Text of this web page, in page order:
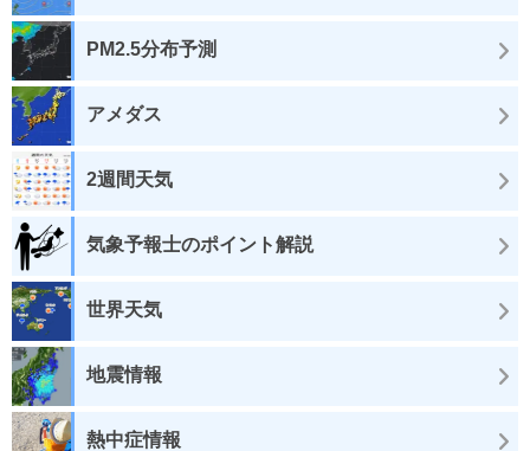
PM2.5分布予測
アメダス
2週間天気
気象予報士のポイント解説
世界天気
地震情報
熱中症情報